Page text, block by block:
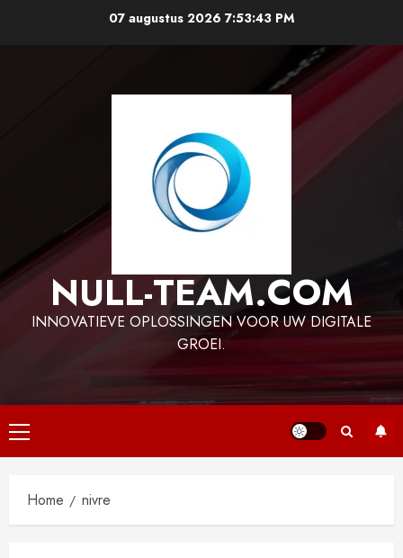
07 augustus 2026 7:53:43 PM
NULL-TEAM.COM
INNOVATIEVE OPLOSSINGEN VOOR UW DIGITALE
GROEI.
Primair
menu
Home nivre